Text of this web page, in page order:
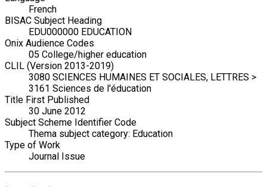
French
BISAC Subject Heading
EDU000000 EDUCATION
Onix Audience Codes
05 College/higher education
CLIL (Version 2013-2019)
3080 SCIENCES HUMAINES ET SOCIALES, LETTRES >
3161 Sciences de l'éducation
Title First Published
30 June 2012
Subject Scheme Identifier Code
Thema subject category: Education
Type of Work
Journal Issue